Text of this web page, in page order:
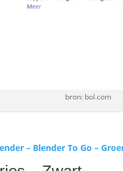
bron: bol.com
– Blender To Go –